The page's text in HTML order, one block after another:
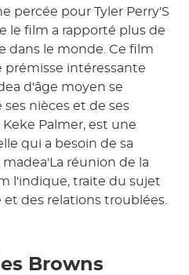
percée pour Tyler Perry'S
le film a rapporté plus de
dans le monde. Ce film
intéressante
d'âge moyen se
nièces et de ses
Palmer, est une
qui a besoin de sa
réunion de la
l'indique, traite du sujet
des relations troublées.
Browns